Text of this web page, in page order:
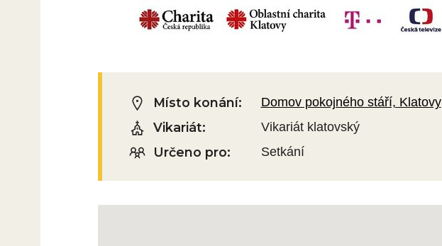
Místo konání: Domov pokojného stáří, Klatovy
Vikariát: Vikariát klatovský
Určeno pro: Setkání